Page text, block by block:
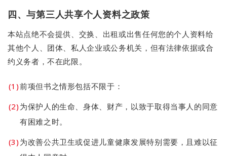
四、与第三人共享个人资料之政策
本站点绝不会提供、交换、出租或出售任何您的个人资料给
其他个人、团体、私人企业或公务机关，但有法律依据或合
约义务者，不在此限。
前项但书之情形包括不限于：
为保护人的生命、身体、财产，以致于取得当事人的同意
有困难之时。
为改善公共卫生或促进儿童健康发展特别需要，且难以征